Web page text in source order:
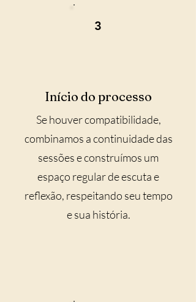
3
Início do processo
Se houver compatibilidade,
combinamos a continuidade das
sessões e construímos um
espaço regular de escuta e
reflexão, respeitando seu tempo
e sua história.